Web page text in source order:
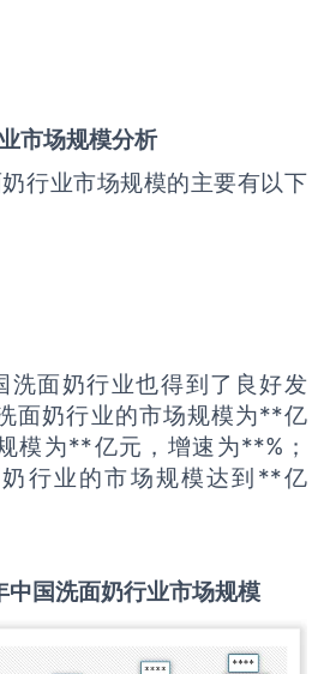
市场规模分析
行业市场规模的主要有以下
洗面奶行业也得到了良好发
面奶行业的市场规模为**亿
模为**亿元，增速为**%；
行业的市场规模达到**亿
中国洗面奶行业市场规模